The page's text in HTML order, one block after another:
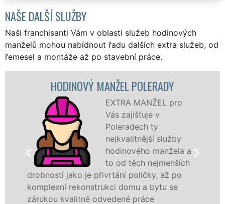
NAŠE DALŠÍ SLUŽBY
Naši franchisanti Vám v oblasti služeb hodinových
manželů mohou nabídnout řadu dalších extra služeb, od
řemesel a montáže až po stavební práce.
HODINOVÝ MANŽEL POLERADY
EXTRA MANŽEL pro
Vás zajišťuje v
Poleradech ty
nejkvalitnější služby
hodinového manžela a
to od těch nejmenších
drobností jako je přivrtání poličky, až po
komplexní rekonstrukci domu a bytu se
zárukou kvalitně odvedené práce